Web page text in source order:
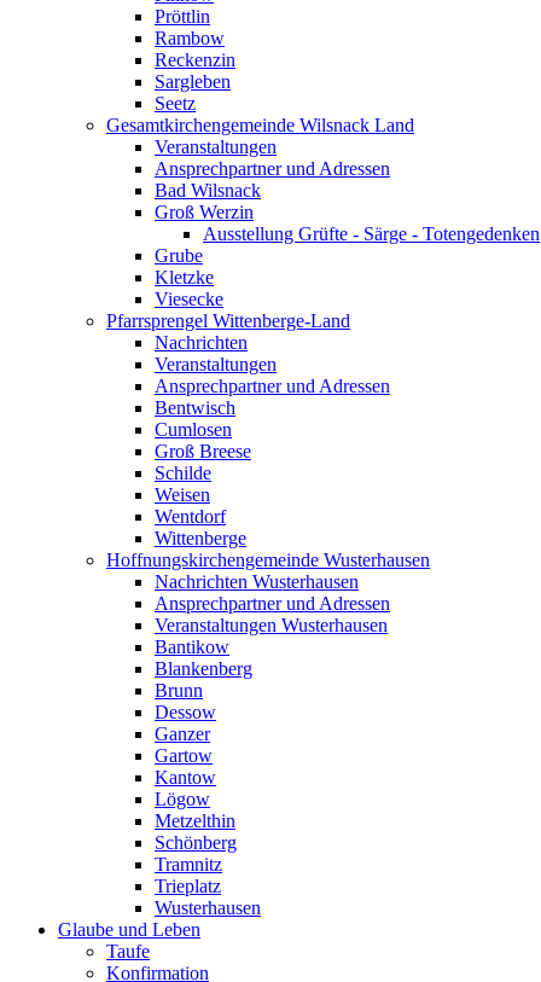
Pröttlin
Rambow
Reckenzin
Sargleben
Seetz
Gesamtkirchengemeinde Wilsnack Land
Veranstaltungen
Ansprechpartner und Adressen
Bad Wilsnack
Groß Werzin
Ausstellung Grüfte - Särge - Totengedenken
Grube
Kletzke
Viesecke
Pfarrsprengel Wittenberge-Land
Nachrichten
Veranstaltungen
Ansprechpartner und Adressen
Bentwisch
Cumlosen
Groß Breese
Schilde
Weisen
Wentdorf
Wittenberge
Hoffnungskirchengemeinde Wusterhausen
Nachrichten Wusterhausen
Ansprechpartner und Adressen
Veranstaltungen Wusterhausen
Bantikow
Blankenberg
Brunn
Dessow
Ganzer
Gartow
Kantow
Lögow
Metzelthin
Schönberg
Tramnitz
Trieplatz
Wusterhausen
Glaube und Leben
Taufe
Konfirmation